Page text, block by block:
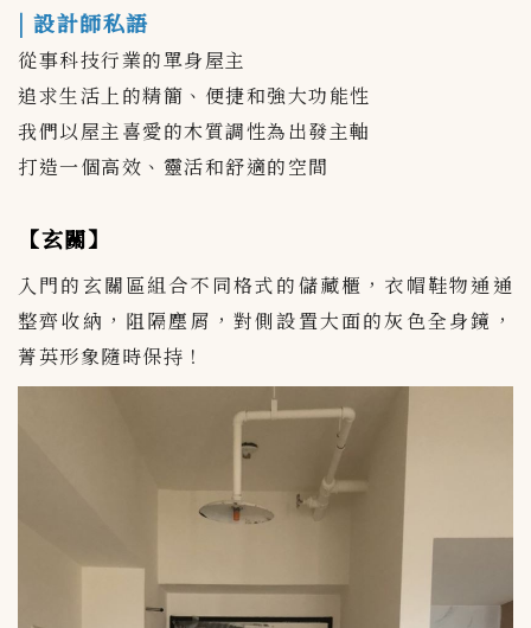
| 設計師私語
從事科技行業的單身屋主
追求生活上的精簡、便捷和強大功能性
我們以屋主喜愛的木質調性為出發主軸
打造一個高效、靈活和舒適的空間
【玄關】
入門的玄關區組合不同格式的儲藏櫃，衣帽鞋物通通
整齊收納，阻隔塵屑，對側設置大面的灰色全身鏡，
菁英形象隨時保持！